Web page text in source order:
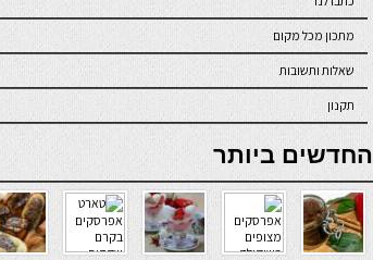
מתכון מכל מקום
שאלות ותשובות
תקנון
online casino
החדשים ביותר